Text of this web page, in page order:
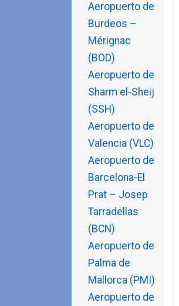
Aeropuerto de
Burdeos –
Mérignac
(BOD)
Aeropuerto de
Sharm el-Sheij
(SSH)
Aeropuerto de
Valencia (VLC)
Aeropuerto de
Barcelona-El
Prat – Josep
Tarradellas
(BCN)
Aeropuerto de
Palma de
Mallorca (PMI)
Aeropuerto de